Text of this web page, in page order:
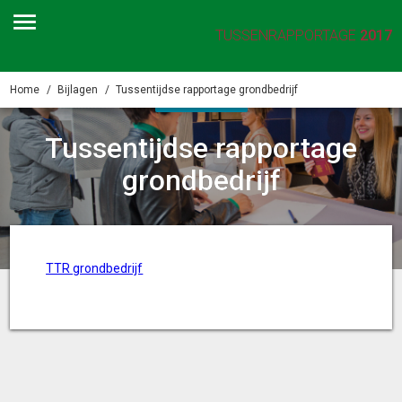
TUSSENRAPPORTAGE 2017
Home Bijlagen Tussentijdse rapportage grondbedrijf
BIJLAGEN
Tussentijdse rapportage
grondbedrijf
TTR grondbedrijf